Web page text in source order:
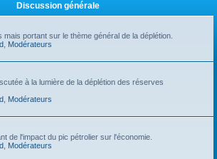
Discussion générale
mais portant sur le thème général de la déplétion.
Modérateurs
à la lumière de la déplétion des réserves
Modérateurs
de l'impact du pic pétrolier sur l'économie.
Modérateurs